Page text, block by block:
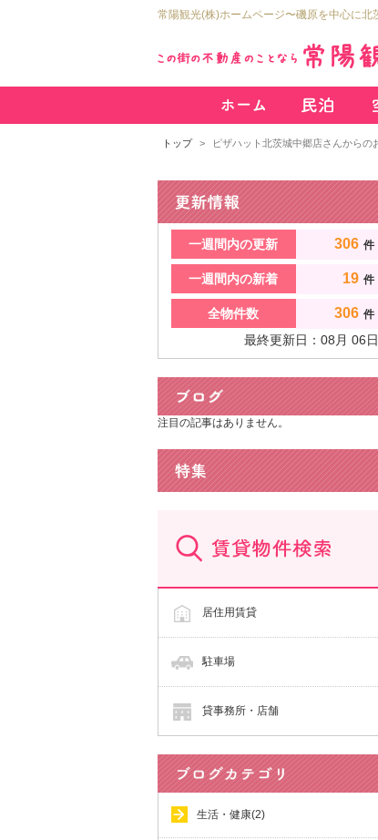
常陽観光(株)ホームページ〜磯原を中心に
トップ ピザハット北茨城中郷店さんからの
一週間内の更新 306 件
一週間内の新着 19 件
全物件数 306 件
最終更新日： 08 月 06日
注目の記事はありません。
居住用賃貸
駐車場
貸事務所・店舗
生活・健康(2)